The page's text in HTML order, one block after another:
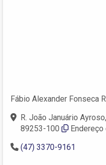
Fábio Alexander Fonseca
R. João Januário
89253-100
(47) 3370-9161